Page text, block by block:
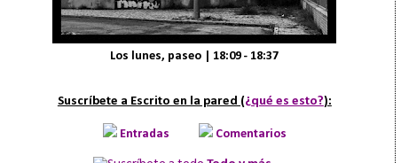
Los lunes, paseo | 18:09 - 18:37
Suscríbete a Escrito en la pared (¿qué es esto?):
Entradas Comentarios